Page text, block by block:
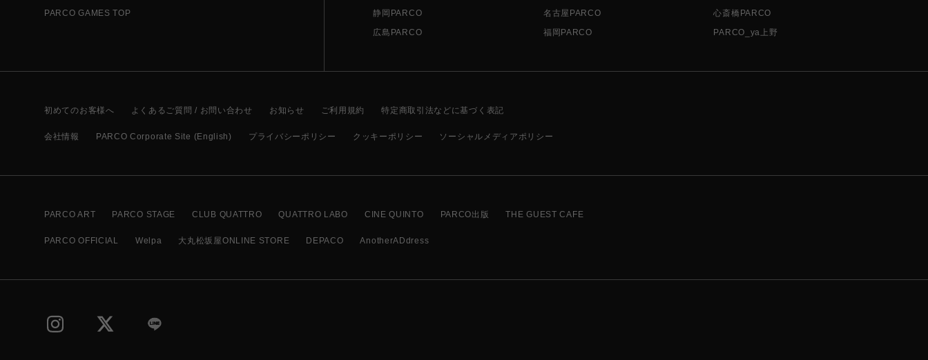
PARCO GAMES TOP
静岡PARCO
名古屋PARCO
心斎橋PARCO
広島PARCO
福岡PARCO PARCO_ya上野
初めてのお客様へ よくあるご質問 / お問い合わせ お知らせ ご利用規約 特定商取引法などに基づく表記
会社情報 PARCO Corporate Site (English) プライバシーポリシー クッキーポリシー ソーシャルメディアポリシー
PARCO ART PARCO STAGE CLUB QUATTRO QUATTRO LABO CINE QUINTO PARCO出版 THE GUEST CAFE
PARCO OFFICIAL Welpa 大丸松坂屋ONLINE STORE DEPACO AnotherADdress